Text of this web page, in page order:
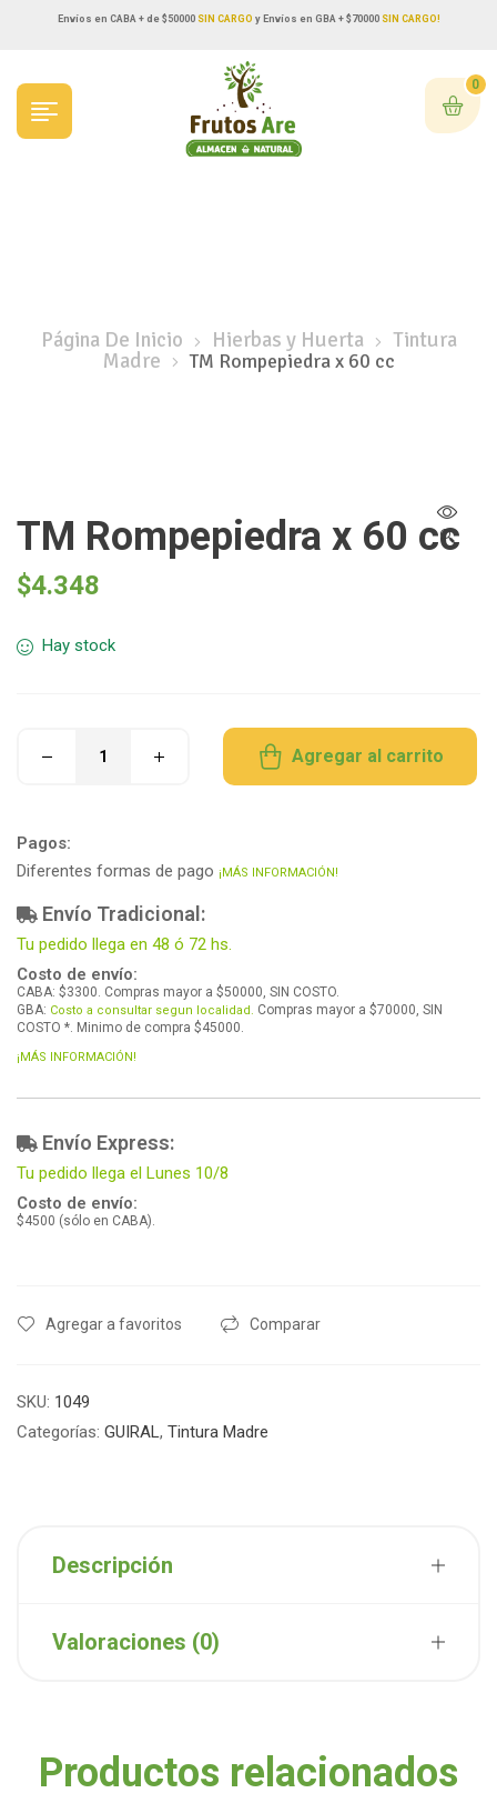
Envíos en CABA + de $50000SIN CARGO y Envíos en GBA + $70000 SIN CARGO!
0
Página De Inicio Hierbas y Huerta Tintura
Madre TM Rompepiedra x 60 cc
🔍
TM Rompepiedra x 60 cc
$4.348
Hay stock
Agregar al carrito
Pagos:
Diferentes formas de pago ¡MÁS INFORMACIÓN!
Envío Tradicional:
Tu pedido llega en 48 ó 72 hs.
Costo de envío:
CABA: $3300. Compras mayor a $50000, SIN COSTO.
GBA: Costo a consultar segun localidad. Compras mayor a $70000, SIN
COSTO *. Minimo de compra $45000.
¡MÁS INFORMACIÓN!
Envío Express:
Tu pedido llega el Lunes 10/8
Costo de envío:
$4500 (sólo en CABA).
Agregar a favoritos Comparar
SKU: 1049
Categorías: GUIRAL, Tintura Madre
Descripción
Valoraciones (0)
Productos relacionados